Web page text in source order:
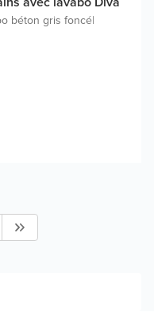
béton gris foncé|